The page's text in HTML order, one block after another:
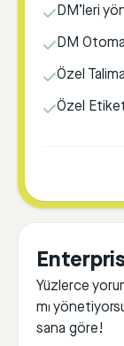
DM’leri
DM
Özel
Özel
Yüzlerce
mı
sana göre!